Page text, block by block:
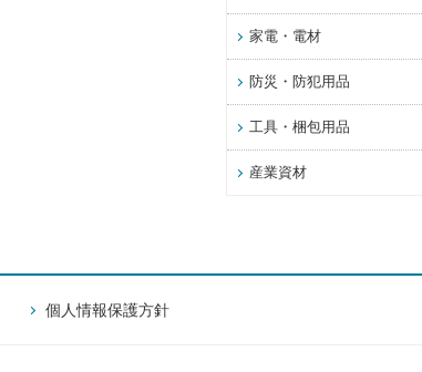
家電・電材
防災・防犯用品
工具・梱包用品
産業資材
個人情報保護方針